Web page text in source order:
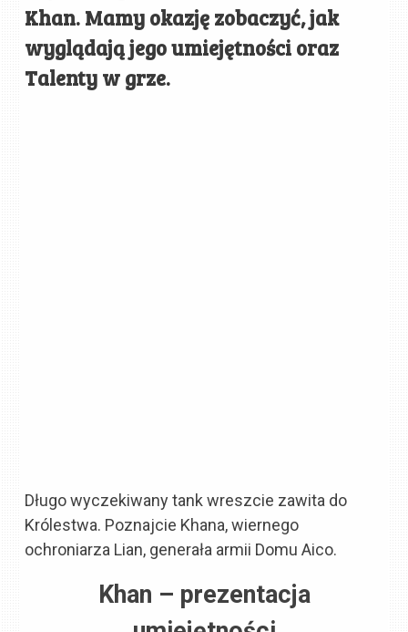
Khan. Mamy okazję zobaczyć, jak
wyglądają jego umiejętności oraz
Talenty w grze.
Długo wyczekiwany tank wreszcie zawita do
Królestwa. Poznajcie Khana, wiernego
ochroniarza Lian, generała armii Domu Aico.
Khan – prezentacja